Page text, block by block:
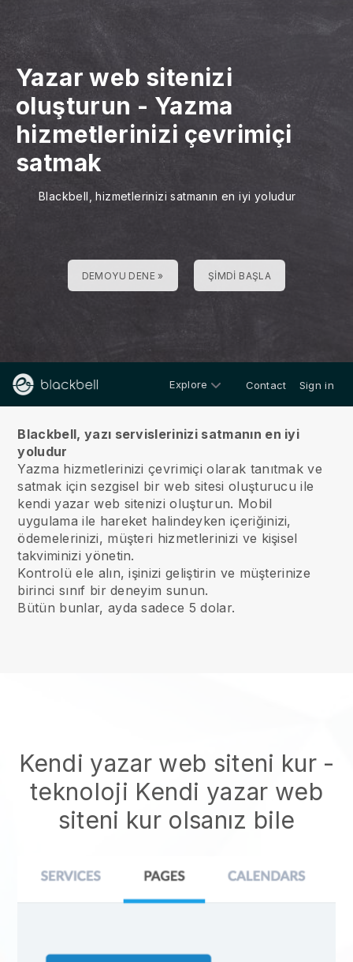
Yazar web sitenizi
oluşturun - Yazma
hizmetlerinizi çevrimiçi
satmak
Blackbell, hizmetlerinizi satmanın en iyi yoludur
DEMOYU DENE » ŞIMDI BAŞLA
Explore Contact Sign in
Blackbell, yazı servislerinizi satmanın en iyi
yoludur
Yazma hizmetlerinizi çevrimiçi olarak tanıtmak ve
satmak için sezgisel bir web sitesi oluşturucu ile
kendi yazar web sitenizi oluşturun. Mobil
uygulama ile hareket halindeyken içeriğinizi,
ödemelerinizi, müşteri hizmetlerinizi ve kişisel
takviminizi yönetin.
Kontrolü ele alın, işinizi geliştirin ve müşterinize
birinci sınıf bir deneyim sunun.
Bütün bunlar, ayda sadece 5 dolar.
Kendi yazar web siteni kur-
teknoloji Kendi yazar web
siteni kur olsanız bile